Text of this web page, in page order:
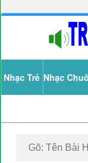
Nhạc Trẻ Nhạc